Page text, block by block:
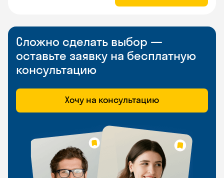
Сложно сделать выбор —
оставьте заявку на бесплатную
консультацию
Хочу на консультацию